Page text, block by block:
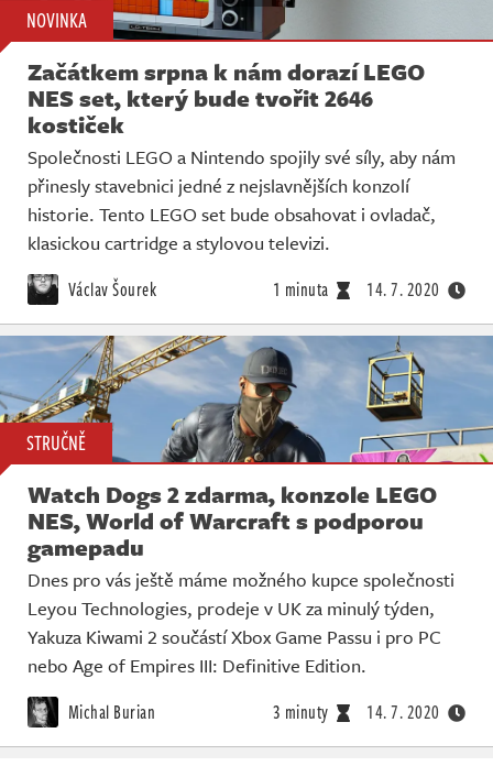
NOVINKA
Začátkem srpna k nám dorazí LEGO
NES set, který bude tvořit 2646
kostiček
Společnosti LEGO a Nintendo spojily své síly, aby nám
přinesly stavebnici jedné z nejslavnějších konzolí
historie. Tento LEGO set bude obsahovat i ovladač,
klasickou cartridge a stylovou televizi.
Václav Šourek 1 minuta 14. 7. 2020
STRUČNĚ
Watch Dogs 2 zdarma, konzole LEGO
NES, World of Warcraft s podporou
gamepadu
Dnes pro vás ještě máme možného kupce společnosti
Leyou Technologies, prodeje v UK za minulý týden,
Yakuza Kiwami 2 součástí Xbox Game Passu i pro PC
nebo Age of Empires III: Definitive Edition.
Michal Burian 3 minuty 14. 7. 2020